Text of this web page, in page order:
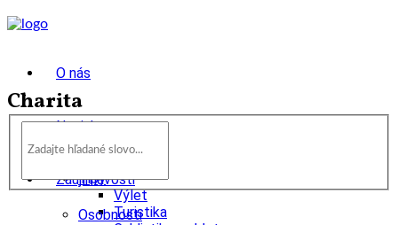
O nás
Novinky
Tipy
Výlet
Turistika
Zaujímavosti
Osobnosti
Charita